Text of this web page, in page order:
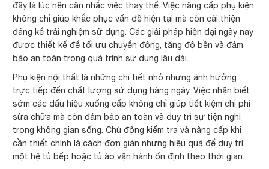
đây là lúc nên cân nhắc việc thay thế. Việc nâng cấp phụ kiện
không chỉ giúp khắc phục vấn đề hiện tại mà còn cải thiện
đáng kể trải nghiệm sử dụng. Các giải pháp hiện đại ngày nay
được thiết kế để tối ưu chuyển động, tăng độ bền và đảm
bảo an toàn trong quá trình sử dụng lâu dài.
Phụ kiện nội thất là những chi tiết nhỏ nhưng ảnh hưởng
trực tiếp đến chất lượng sử dụng hàng ngày. Việc nhận biết
sớm các dấu hiệu xuống cấp không chỉ giúp tiết kiệm chi phí
sửa chữa mà còn đảm bảo an toàn và duy trì sự tiện nghi
trong không gian sống. Chủ động kiểm tra và nâng cấp khi
cần thiết chính là cách đơn giản nhưng hiệu quả để duy trì
một hệ tủ bếp hoặc tủ áo vận hành ổn định theo thời gian.